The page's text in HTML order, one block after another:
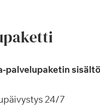
palvelupaketin
24/7